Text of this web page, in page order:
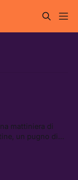
mattiniera di
un pugno di